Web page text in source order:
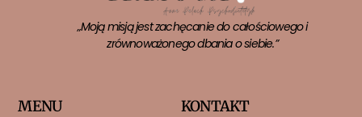
„Moją misją jest zachęcanie do całościowego i
zrównoważonego dbania o siebie.”
MENU KONTAKT